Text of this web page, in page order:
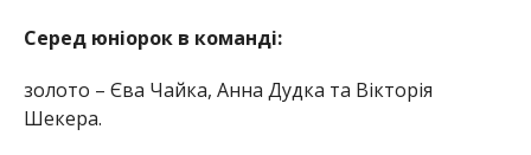
Серед юніорок в команді:
золото – Єва Чайка, Анна Дудка та Вікторія
Шекера.